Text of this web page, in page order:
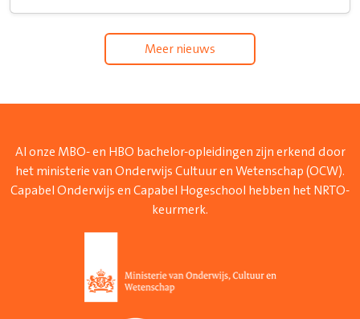
Meer nieuws
Al onze MBO- en HBO bachelor-opleidingen zijn erkend door
het ministerie van Onderwijs Cultuur en Wetenschap (OCW).
Capabel Onderwijs en Capabel Hogeschool hebben het NRTO-
keurmerk.